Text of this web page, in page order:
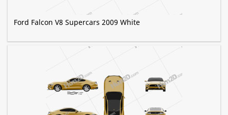
Ford Falcon V8 Supercars 2009 White